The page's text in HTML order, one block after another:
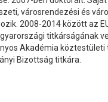
városrendezési és
2008-2014 között az
titkárságának
Akadémia köztestületi
Bizottság titkára.